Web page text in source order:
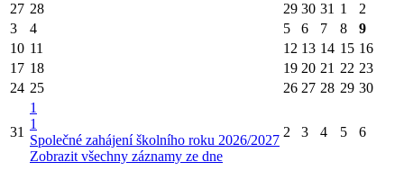
27 28 29 30 31 1
2
3
4 5 6 7 8
9
10 11 12 13 14 15 16
17 18 19 20 21 22 23
24 25 26 27 28 29 30
31
1
1
Společné zahájení školního roku 2026/2027
Zobrazit všechny záznamy ze dne
2 3 4 5 6